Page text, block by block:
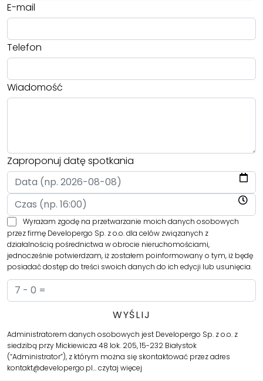
E-mail
Telefon
Wiadomość
Zaproponuj datę spotkania
Wyrażam zgodę na przetwarzanie moich danych osobowych
przez firmę Developergo Sp. z o.o. dla celów związanych z
działalnością pośrednictwa w obrocie nieruchomościami,
jednocześnie potwierdzam, iż zostałem poinformowany o tym, iż będę
posiadać dostęp do treści swoich danych do ich edycji lub usunięcia.
Administratorem danych osobowych jest Developergo Sp. z o.o. z
siedzibą przy Mickiewicza 48 lok. 205, 15-232 Białystok
(“Administrator”), z którym można się skontaktować przez adres
kontakt@developergo.pl…czytaj więcej